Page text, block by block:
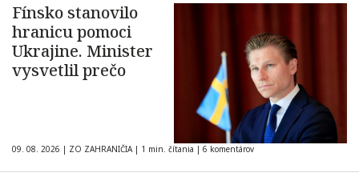
Fínsko stanovilo
hranicu pomoci
Ukrajine. Minister
vysvetlil prečo
09. 08. 2026 | ZO ZAHRANIČIA | 1 min. čítania | 6 komentárov